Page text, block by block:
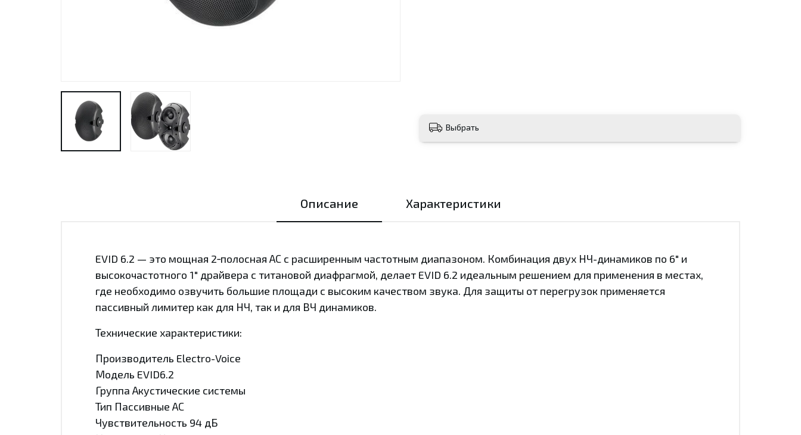
Выбрать
Описание Характеристики
EVID 6.2 — это мощная 2‑полосная АС с расширенным частотным диапазоном. Комбинация двух НЧ-динамиков по 6" и
высокочастотного 1" драйвера с титановой диафрагмой, делает EVID 6.2 идеальным решением для применения в местах,
где необходимо озвучить большие площади с высоким качеством звука. Для защиты от перегрузок применяется
пассивный лимитер как для НЧ, так и для ВЧ динамиков.
Технические характеристики:
Производитель Electro-Voice
Модель EVID6.2
Группа Акустические системы
Тип Пассивные АС
Чувствительность 94 дБ